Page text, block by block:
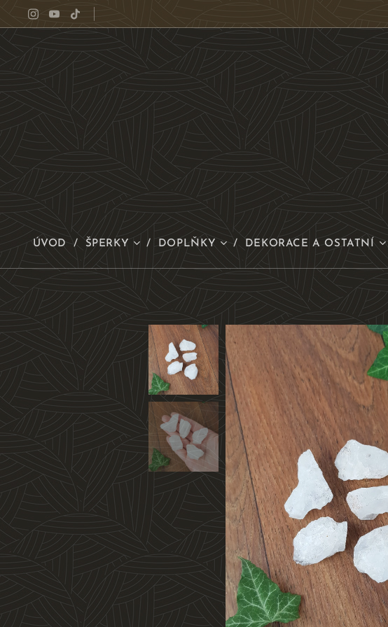
ÚVOD ŠPERKY DOPLŇKY DEKORACE A OSTATNÍ